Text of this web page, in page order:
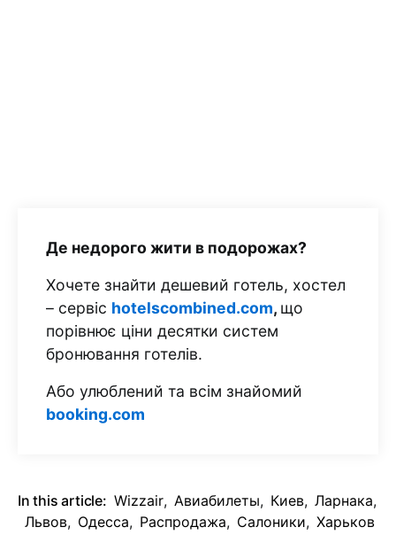
Де недорого жити в подорожах?
Хочете знайти дешевий готель, хостел
– сервіс hotelscombined.com, що
порівнює ціни десятки систем
бронювання готелів.
Або улюблений та всім знайомий
booking.com
In this article: Wizzair, Авиабилеты, Киев, Ларнака,
Львов, Одесса, Распродажа, Салоники, Харьков